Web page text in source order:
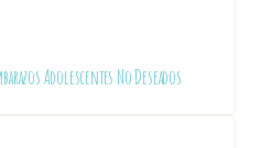
Adolescentes No Deseados